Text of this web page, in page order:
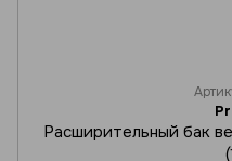
Расширительный бак